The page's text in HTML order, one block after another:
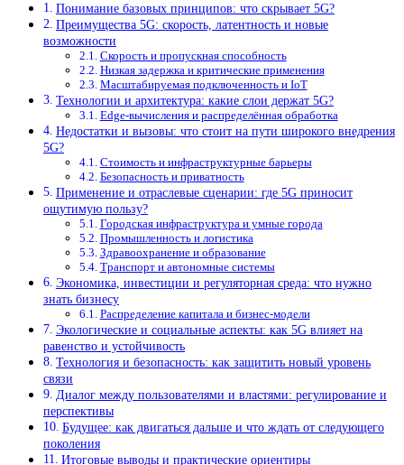
Понимание базовых принципов: что скрывает 5G?
Преимущества 5G: скорость, латентность и новые
возможности
Скорость и пропускная способность
Низкая задержка и критические применения
Масштабируемая подключенность и IoT
Технологии и архитектура: какие слои держат 5G?
Edge-вычисления и распределённая обработка
Недостатки и вызовы: что стоит на пути широкого внедрения
5G?
Стоимость и инфраструктурные барьеры
Безопасность и приватность
Применение и отраслевые сценарии: где 5G приносит
ощутимую пользу?
Городская инфраструктура и умные города
Промышленность и логистика
Здравоохранение и образование
Транспорт и автономные системы
Экономика, инвестиции и регуляторная среда: что нужно
знать бизнесу
Распределение капитала и бизнес-модели
Экологические и социальные аспекты: как 5G влияет на
равенство и устойчивость
Технология и безопасность: как защитить новый уровень
связи
Диалог между пользователями и властями: регулирование и
перспективы
Будущее: как двигаться дальше и что ждать от следующего
поколения
Итоговые выводы и практические ориентиры